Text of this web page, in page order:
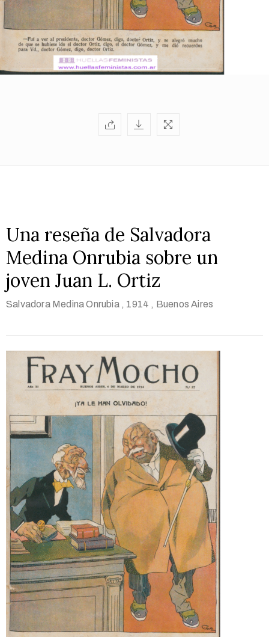
Una reseña de Salvadora
Medina Onrubia sobre un
joven Juan L. Ortiz
Salvadora Medina Onrubia , 1914 , Buenos Aires